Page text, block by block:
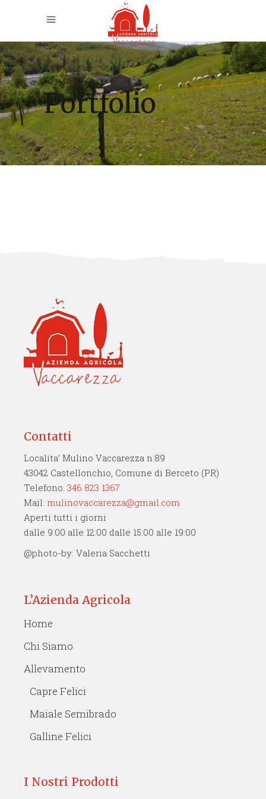
Portfolio
Contatti
Localita’ Mulino Vaccarezza n.89
43042 Castellonchio, Comune di Berceto (PR)
Telefono: 346 823 1367
Mail: mulinovaccarezza@gmail.com
Aperti tutti i giorni
dalle 9:00 alle 12:00 dalle 15:00 alle 19:00
@photo-by: Valeria Sacchetti
L’Azienda Agricola
Home
Chi Siamo
Allevamento
Capre Felici
Maiale Semibrado
Galline Felici
I Nostri Prodotti